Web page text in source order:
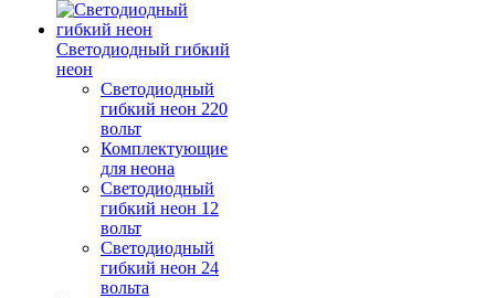
Светодиодный гибкий
неон
Светодиодный
гибкий неон 220
вольт
Комплектующие
для неона
Светодиодный
гибкий неон 12
вольт
Светодиодный
гибкий неон 24
вольта